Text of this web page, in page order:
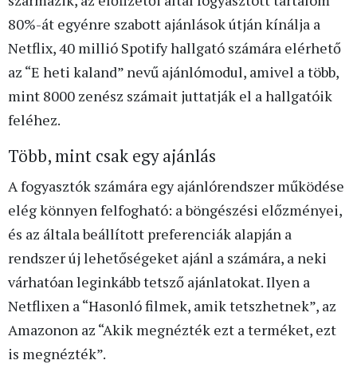
80%-át egyénre szabott ajánlások útján kínálja a
Netflix, 40 millió Spotify hallgató számára elérhető
az “E heti kaland” nevű ajánlómodul, amivel a több,
mint 8000 zenész számait juttatják el a hallgatóik
feléhez.
Több, mint csak egy ajánlás
A fogyasztók számára egy ajánlórendszer működése
elég könnyen felfogható: a böngészési előzményei,
és az általa beállított preferenciák alapján a
rendszer új lehetőségeket ajánl a számára, a neki
várhatóan leginkább tetsző ajánlatokat. Ilyen a
Netflixen a “Hasonló filmek, amik tetszhetnek”, az
Amazonon az “Akik megnézték ezt a terméket, ezt
is megnézték”.